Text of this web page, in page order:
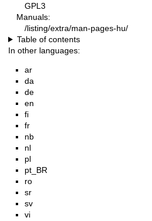
GPL3
Manuals:
/listing/extra/man-pages-hu/
Table of contents
In other languages:
ar
da
de
en
fi
fr
nb
nl
pl
pt_BR
ro
sr
sv
vi